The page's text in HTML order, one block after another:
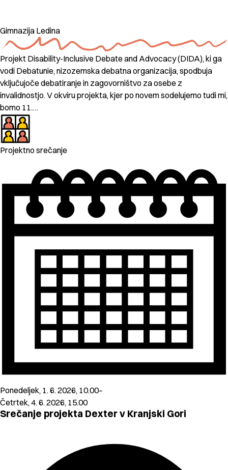
Gimnazija Ledina
Projekt Disability-Inclusive Debate and Advocacy (DIDA), ki ga
vodi Debatunie, nizozemska debatna organizacija, spodbuja
vključujoče debatiranje in zagovorništvo za osebe z
invalidnostjo. V okviru projekta, kjer po novem sodelujemo tudi mi,
bomo 11.…
Projektno srečanje
Ponedeljek, 1. 6. 2026, 10.00–
Četrtek, 4. 6. 2026, 15.00
Srečanje projekta Dexter v Kranjski Gori